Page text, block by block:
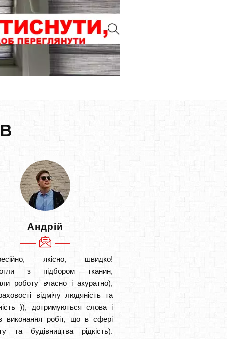
Андрій
якісно, швидко!
з підбором тканин,
роботу вчасно і акуратно),
відмічу людяність та
)), дотримуються слова і
виконання робіт, що в сфері
та будівництва рідкість).